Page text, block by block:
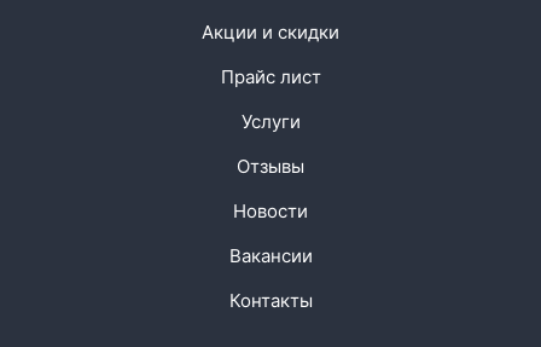
Акции и скидки
Прайс лист
Услуги
Отзывы
Новости
Вакансии
Контакты